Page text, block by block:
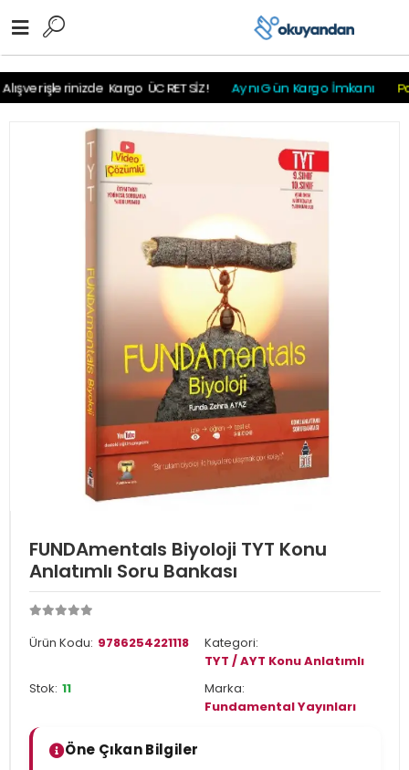
Kargo ÜCRETSİZ! Aynı Gün Kargo İmkanı
FUNDAmentals Biyoloji TYT Konu
Anlatımlı Soru Bankası
Ürün Kodu: 9786254221118
Kategori:
TYT / AYT Konu Anlatımlı
Stok: 11
Marka:
Fundamental Yayınları
Öne Çıkan Bilgiler